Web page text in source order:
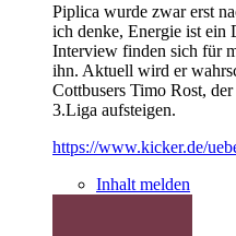
Piplica wurde zwar erst
ich denke, Energie ist
Interview finden sich für
ihn. Aktuell wird er
Cottbusers Timo Rost,
3.Liga aufsteigen.
https://www.kicker.de/
Inhalt melden